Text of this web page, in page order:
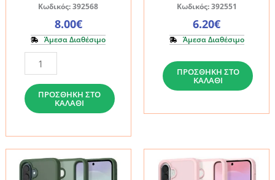
Κωδικός: 392568
8.00€
Άμεσα Διαθέσιμο
Θήκη
Samsung
Galaxy
A36
A37
A56
ΠΡΟΣΘΉΚΗ ΣΤΟ
ΚΑΛΆΘΙ
Κωδικός: 392551
6.20€
Άμεσα Διαθέσιμο
Θήκη
Samsung
Galaxy
A56
ΠΡΟΣΘΉΚΗ ΣΤΟ
ΚΑΛΆΘΙ